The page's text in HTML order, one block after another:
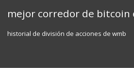
mejor corredor de bitcoin
historial de división de acciones de wmb